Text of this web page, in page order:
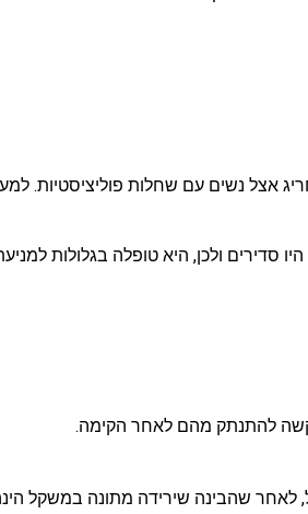
אצל נשים עם שחלות פוליציסטיות.
הגיעה בגיל 14 והמחזורים מעולם לא היו סדירים ולכן, היא
להתנתק מהם לאחר הקימה.
לאחר שהבינה שירידה מתונה במשקל